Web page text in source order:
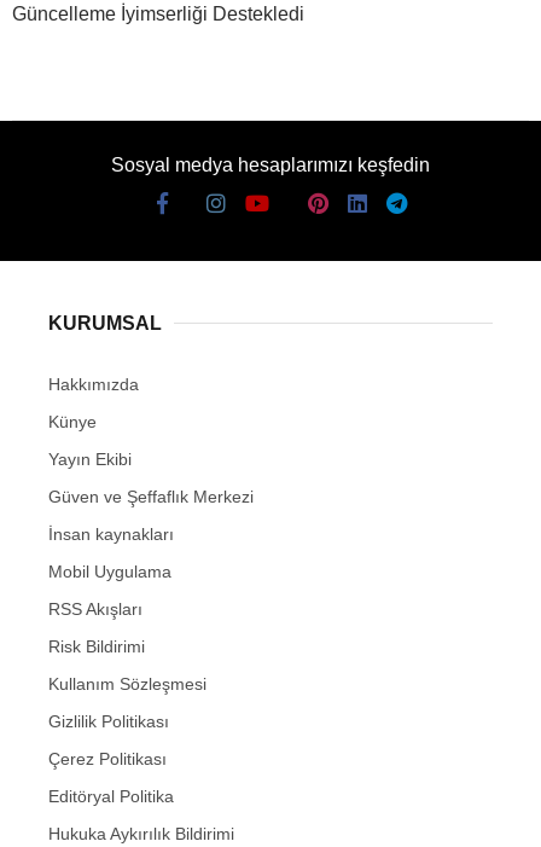
Güncelleme İyimserliği Destekledi
Sosyal medya hesaplarımızı keşfedin
KURUMSAL
Hakkımızda
Künye
Yayın Ekibi
Güven ve Şeffaflık Merkezi
İnsan kaynakları
Mobil Uygulama
RSS Akışları
Risk Bildirimi
Kullanım Sözleşmesi
Gizlilik Politikası
Çerez Politikası
Editöryal Politika
Hukuka Aykırılık Bildirimi